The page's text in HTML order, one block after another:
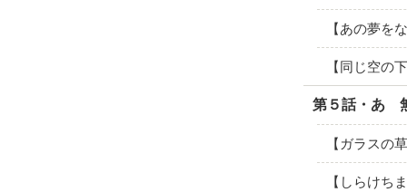
【あの夢を
【同じ空の
第５話・あゝ
【ガラスの
【しらけち